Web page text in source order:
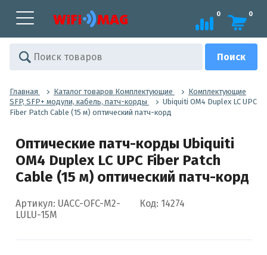
0 0
Главная Каталог товаров Комплектующие
Комплектующие
SFP, SFP+ модули, кабель, патч-корды
Ubiquiti OM4 Duplex LC UPC
Fiber Patch Cable (15 м) оптический патч-корд
Оптические патч-корды Ubiquiti
OM4 Duplex LC UPC Fiber Patch
Cable (15 м) оптический патч-корд
Артикул: UACC-OFC-M2-
LULU-15M
Код: 14274